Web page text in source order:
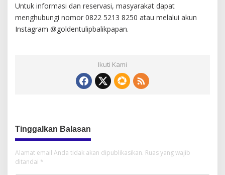
Untuk informasi dan reservasi, masyarakat dapat
menghubungi nomor 0822 5213 8250 atau melalui akun
Instagram @goldentulipbalikpapan.
Ikuti Kami
Tinggalkan Balasan
Alamat email Anda tidak akan dipublikasikan. Ruas yang wajib
ditandai *